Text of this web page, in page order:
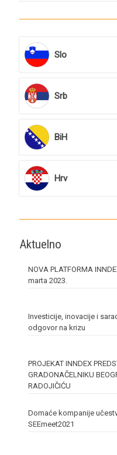
Slo
Srb
BiH
Hrv
Aktuelno
NOVA PLATFORMA
marta 2023.
Investicije, inovacije i
odgovor na krizu
PROJEKAT INNDEX
GRADONAČELNIKU
RADOJIČIĆU
Domaće kompanije
SEEmeet2021